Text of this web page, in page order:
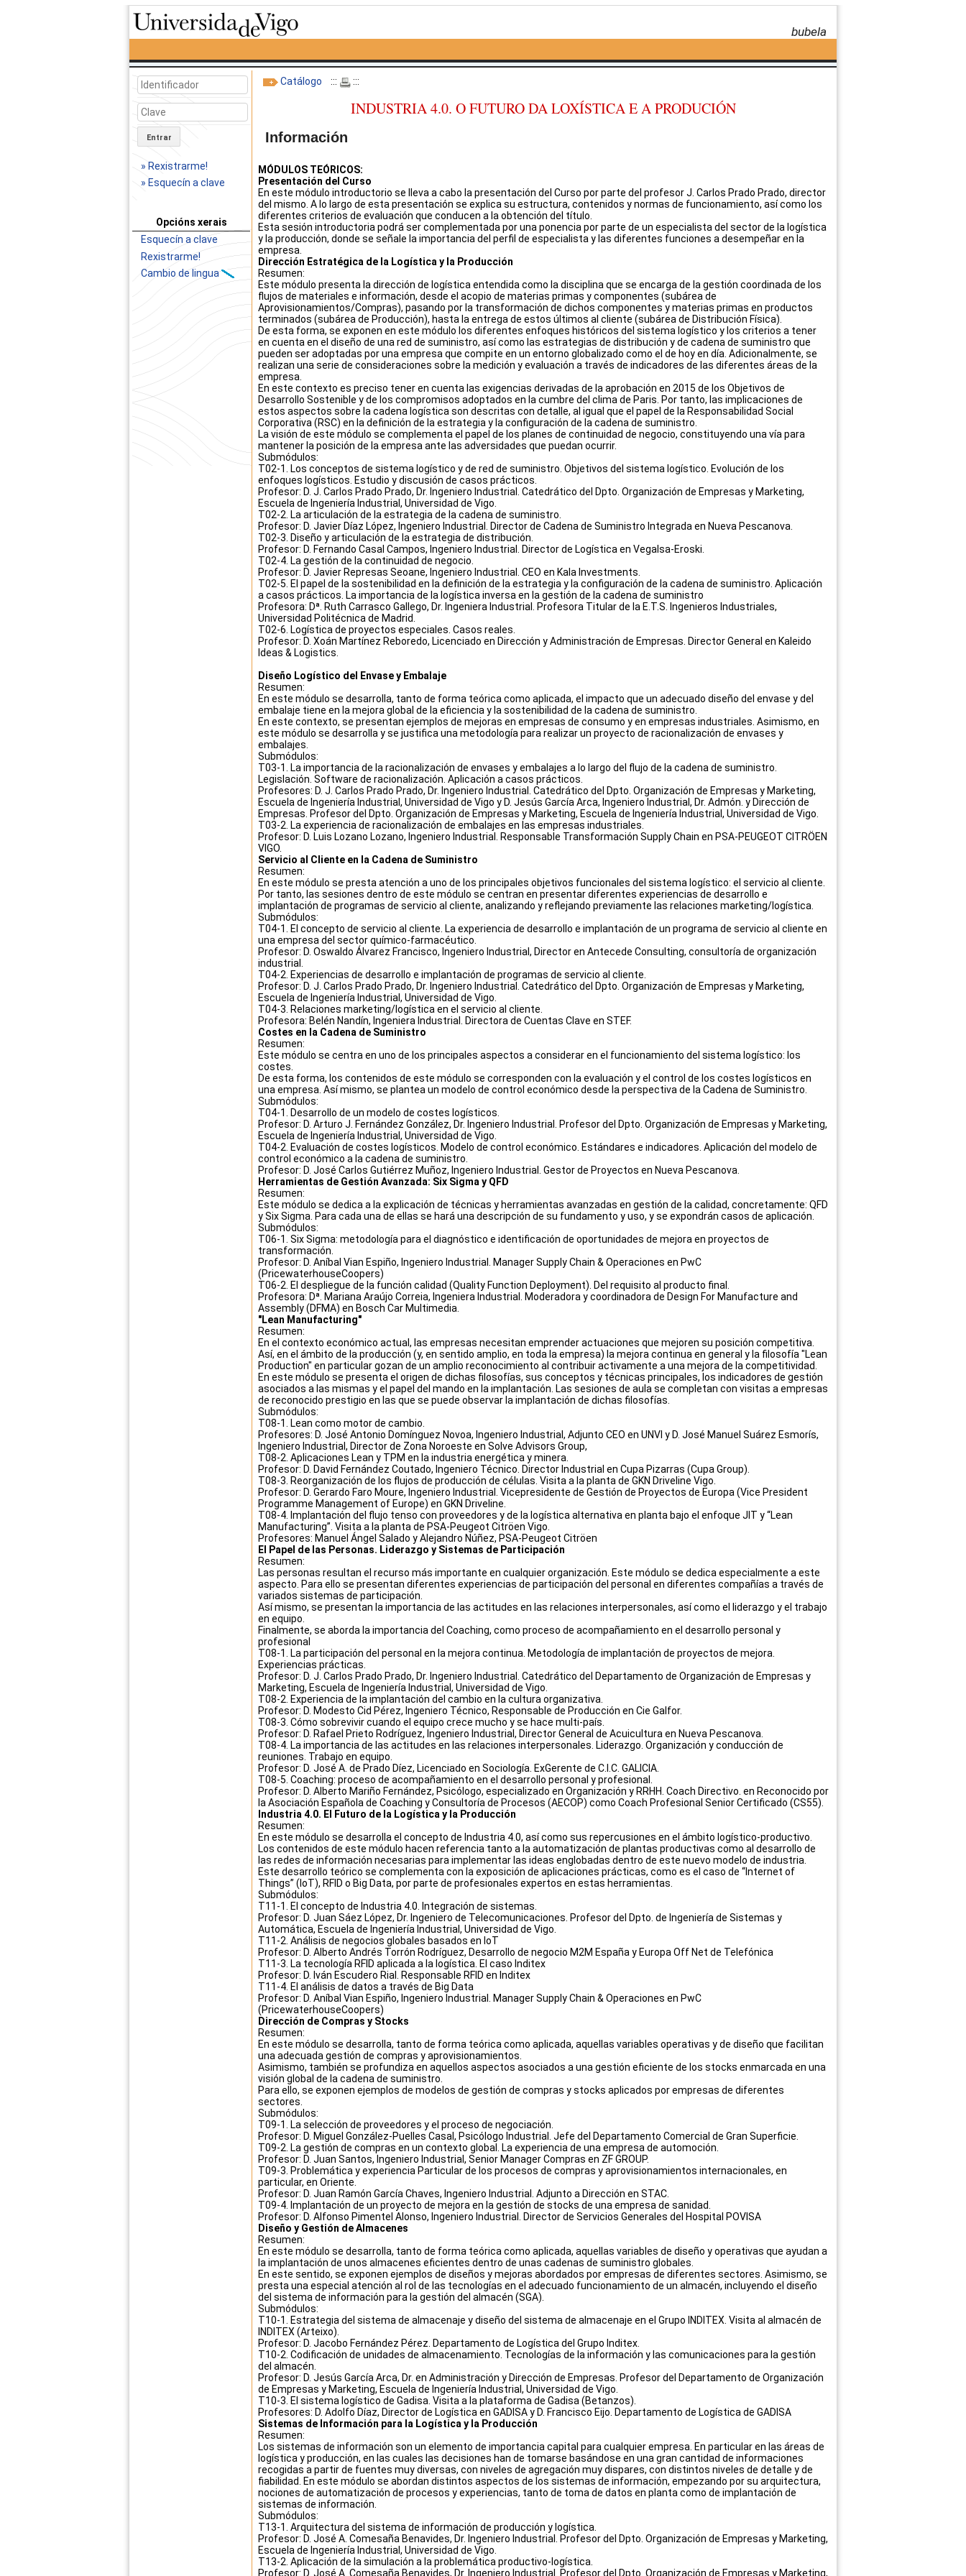
bubela
Entrar
» Rexistrarme!
» Esquecín a clave
Opcións xerais
Esquecín a clave
Rexistrarme!
Cambio de lingua
Catálogo ::: :::
INDUSTRIA 4.0. O FUTURO DA LOXÍSTICA E A PRODUCIÓN
Información
MÓDULOS TEÓRICOS:
Presentación del Curso
En este módulo introductorio se lleva a cabo la presentación del Curso por parte del profesor J. Carlos Prado Prado, director
del mismo. A lo largo de esta presentación se explica su estructura, contenidos y normas de funcionamiento, así como los
diferentes criterios de evaluación que conducen a la obtención del título.
Esta sesión introductoria podrá ser complementada por una ponencia por parte de un especialista del sector de la logística
y la producción, donde se señale la importancia del perfil de especialista y las diferentes funciones a desempeñar en la
empresa.
Dirección Estratégica de la Logística y la Producción
Resumen:
Este módulo presenta la dirección de logística entendida como la disciplina que se encarga de la gestión coordinada de los
flujos de materiales e información, desde el acopio de materias primas y componentes (subárea de
Aprovisionamientos/Compras), pasando por la transformación de dichos componentes y materias primas en productos
terminados (subárea de Producción), hasta la entrega de estos últimos al cliente (subárea de Distribución Física).
De esta forma, se exponen en este módulo los diferentes enfoques históricos del sistema logístico y los criterios a tener
en cuenta en el diseño de una red de suministro, así como las estrategias de distribución y de cadena de suministro que
pueden ser adoptadas por una empresa que compite en un entorno globalizado como el de hoy en día. Adicionalmente, se
realizan una serie de consideraciones sobre la medición y evaluación a través de indicadores de las diferentes áreas de la
empresa.
En este contexto es preciso tener en cuenta las exigencias derivadas de la aprobación en 2015 de los Objetivos de
Desarrollo Sostenible y de los compromisos adoptados en la cumbre del clima de Paris. Por tanto, las implicaciones de
estos aspectos sobre la cadena logística son descritas con detalle, al igual que el papel de la Responsabilidad Social
Corporativa (RSC) en la definición de la estrategia y la configuración de la cadena de suministro.
La visión de este módulo se complementa el papel de los planes de continuidad de negocio, constituyendo una vía para
mantener la posición de la empresa ante las adversidades que puedan ocurrir.
Submódulos:
T02-1. Los conceptos de sistema logístico y de red de suministro. Objetivos del sistema logístico. Evolución de los
enfoques logísticos. Estudio y discusión de casos prácticos.
Profesor: D. J. Carlos Prado Prado, Dr. Ingeniero Industrial. Catedrático del Dpto. Organización de Empresas y Marketing,
Escuela de Ingeniería Industrial, Universidad de Vigo.
T02-2. La articulación de la estrategia de la cadena de suministro.
Profesor: D. Javier Díaz López, Ingeniero Industrial. Director de Cadena de Suministro Integrada en Nueva Pescanova.
T02-3. Diseño y articulación de la estrategia de distribución.
Profesor: D. Fernando Casal Campos, Ingeniero Industrial. Director de Logística en Vegalsa-Eroski.
T02-4. La gestión de la continuidad de negocio.
Profesor: D. Javier Represas Seoane, Ingeniero Industrial. CEO en Kala Investments.
T02-5. El papel de la sostenibilidad en la definición de la estrategia y la configuración de la cadena de suministro. Aplicación
a casos prácticos. La importancia de la logística inversa en la gestión de la cadena de suministro
Profesora: Dª. Ruth Carrasco Gallego, Dr. Ingeniera Industrial. Profesora Titular de la E.T.S. Ingenieros Industriales,
Universidad Politécnica de Madrid.
T02-6. Logística de proyectos especiales. Casos reales.
Profesor: D. Xoán Martínez Reboredo, Licenciado en Dirección y Administración de Empresas. Director General en Kaleido
Ideas & Logistics.
Diseño Logístico del Envase y Embalaje
Resumen:
En este módulo se desarrolla, tanto de forma teórica como aplicada, el impacto que un adecuado diseño del envase y del
embalaje tiene en la mejora global de la eficiencia y la sostenibilidad de la cadena de suministro.
En este contexto, se presentan ejemplos de mejoras en empresas de consumo y en empresas industriales. Asimismo, en
este módulo se desarrolla y se justifica una metodología para realizar un proyecto de racionalización de envases y
embalajes.
Submódulos:
T03-1. La importancia de la racionalización de envases y embalajes a lo largo del flujo de la cadena de suministro.
Legislación. Software de racionalización. Aplicación a casos prácticos.
Profesores: D. J. Carlos Prado Prado, Dr. Ingeniero Industrial. Catedrático del Dpto. Organización de Empresas y Marketing,
Escuela de Ingeniería Industrial, Universidad de Vigo y D. Jesús García Arca, Ingeniero Industrial, Dr. Admón. y Dirección de
Empresas. Profesor del Dpto. Organización de Empresas y Marketing, Escuela de Ingeniería Industrial, Universidad de Vigo.
T03-2. La experiencia de racionalización de embalajes en las empresas industriales.
Profesor: D. Luis Lozano Lozano, Ingeniero Industrial. Responsable Transformación Supply Chain en PSA-PEUGEOT CITRÖEN
VIGO.
Servicio al Cliente en la Cadena de Suministro
Resumen:
En este módulo se presta atención a uno de los principales objetivos funcionales del sistema logístico: el servicio al cliente.
Por tanto, las sesiones dentro de este módulo se centran en presentar diferentes experiencias de desarrollo e
implantación de programas de servicio al cliente, analizando y reflejando previamente las relaciones marketing/logística.
Submódulos:
T04-1. El concepto de servicio al cliente. La experiencia de desarrollo e implantación de un programa de servicio al cliente en
una empresa del sector químico-farmacéutico.
Profesor: D. Oswaldo Álvarez Francisco, Ingeniero Industrial, Director en Antecede Consulting, consultoría de organización
industrial.
T04-2. Experiencias de desarrollo e implantación de programas de servicio al cliente.
Profesor: D. J. Carlos Prado Prado, Dr. Ingeniero Industrial. Catedrático del Dpto. Organización de Empresas y Marketing,
Escuela de Ingeniería Industrial, Universidad de Vigo.
T04-3. Relaciones marketing/logística en el servicio al cliente.
Profesora: Belén Nandín, Ingeniera Industrial. Directora de Cuentas Clave en STEF.
Costes en la Cadena de Suministro
Resumen:
Este módulo se centra en uno de los principales aspectos a considerar en el funcionamiento del sistema logístico: los
costes.
De esta forma, los contenidos de este módulo se corresponden con la evaluación y el control de los costes logísticos en
una empresa. Así mismo, se plantea un modelo de control económico desde la perspectiva de la Cadena de Suministro.
Submódulos:
T04-1. Desarrollo de un modelo de costes logísticos.
Profesor: D. Arturo J. Fernández González, Dr. Ingeniero Industrial. Profesor del Dpto. Organización de Empresas y Marketing,
Escuela de Ingeniería Industrial, Universidad de Vigo.
T04-2. Evaluación de costes logísticos. Modelo de control económico. Estándares e indicadores. Aplicación del modelo de
control económico a la cadena de suministro.
Profesor: D. José Carlos Gutiérrez Muñoz, Ingeniero Industrial. Gestor de Proyectos en Nueva Pescanova.
Herramientas de Gestión Avanzada: Six Sigma y QFD
Resumen:
Este módulo se dedica a la explicación de técnicas y herramientas avanzadas en gestión de la calidad, concretamente: QFD
y Six Sigma. Para cada una de ellas se hará una descripción de su fundamento y uso, y se expondrán casos de aplicación.
Submódulos:
T06-1. Six Sigma: metodología para el diagnóstico e identificación de oportunidades de mejora en proyectos de
transformación.
Profesor: D. Aníbal Vian Espiño, Ingeniero Industrial. Manager Supply Chain & Operaciones en PwC
(PricewaterhouseCoopers)
T06-2. El despliegue de la función calidad (Quality Function Deployment). Del requisito al producto final.
Profesora: Dª. Mariana Araújo Correia, Ingeniera Industrial. Moderadora y coordinadora de Design For Manufacture and
Assembly (DFMA) en Bosch Car Multimedia.
"Lean Manufacturing"
Resumen:
En el contexto económico actual, las empresas necesitan emprender actuaciones que mejoren su posición competitiva.
Así, en el ámbito de la producción (y, en sentido amplio, en toda la empresa) la mejora continua en general y la filosofía "Lean
Production" en particular gozan de un amplio reconocimiento al contribuir activamente a una mejora de la competitividad.
En este módulo se presenta el origen de dichas filosofías, sus conceptos y técnicas principales, los indicadores de gestión
asociados a las mismas y el papel del mando en la implantación. Las sesiones de aula se completan con visitas a empresas
de reconocido prestigio en las que se puede observar la implantación de dichas filosofías.
Submódulos:
T08-1. Lean como motor de cambio.
Profesores: D. José Antonio Domínguez Novoa, Ingeniero Industrial, Adjunto CEO en UNVI y D. José Manuel Suárez Esmorís,
Ingeniero Industrial, Director de Zona Noroeste en Solve Advisors Group,
T08-2. Aplicaciones Lean y TPM en la industria energética y minera.
Profesor: D. David Fernández Coutado, Ingeniero Técnico. Director Industrial en Cupa Pizarras (Cupa Group).
T08-3. Reorganización de los flujos de producción de células. Visita a la planta de GKN Driveline Vigo.
Profesor: D. Gerardo Faro Moure, Ingeniero Industrial. Vicepresidente de Gestión de Proyectos de Europa (Vice President
Programme Management of Europe) en GKN Driveline.
T08-4. Implantación del flujo tenso con proveedores y de la logística alternativa en planta bajo el enfoque JIT y “Lean
Manufacturing”. Visita a la planta de PSA-Peugeot Citröen Vigo.
Profesores: Manuel Ángel Salado y Alejandro Núñez, PSA-Peugeot Citröen
El Papel de las Personas. Liderazgo y Sistemas de Participación
Resumen:
Las personas resultan el recurso más importante en cualquier organización. Este módulo se dedica especialmente a este
aspecto. Para ello se presentan diferentes experiencias de participación del personal en diferentes compañías a través de
variados sistemas de participación.
Así mismo, se presentan la importancia de las actitudes en las relaciones interpersonales, así como el liderazgo y el trabajo
en equipo.
Finalmente, se aborda la importancia del Coaching, como proceso de acompañamiento en el desarrollo personal y
profesional
T08-1. La participación del personal en la mejora continua. Metodología de implantación de proyectos de mejora.
Experiencias prácticas.
Profesor: D. J. Carlos Prado Prado, Dr. Ingeniero Industrial. Catedrático del Departamento de Organización de Empresas y
Marketing, Escuela de Ingeniería Industrial, Universidad de Vigo.
T08-2. Experiencia de la implantación del cambio en la cultura organizativa.
Profesor: D. Modesto Cid Pérez, Ingeniero Técnico, Responsable de Producción en Cie Galfor.
T08-3. Cómo sobrevivir cuando el equipo crece mucho y se hace multi-país.
Profesor: D. Rafael Prieto Rodríguez, Ingeniero Industrial, Director General de Acuicultura en Nueva Pescanova.
T08-4. La importancia de las actitudes en las relaciones interpersonales. Liderazgo. Organización y conducción de
reuniones. Trabajo en equipo.
Profesor: D. José A. de Prado Díez, Licenciado en Sociología. ExGerente de C.I.C. GALICIA.
T08-5. Coaching: proceso de acompañamiento en el desarrollo personal y profesional.
Profesor: D. Alberto Mariño Fernández, Psicólogo, especializado en Organización y RRHH. Coach Directivo. en Reconocido por
la Asociación Española de Coaching y Consultoría de Procesos (AECOP) como Coach Profesional Senior Certificado (CS55).
Industria 4.0. El Futuro de la Logística y la Producción
Resumen:
En este módulo se desarrolla el concepto de Industria 4.0, así como sus repercusiones en el ámbito logístico-productivo.
Los contenidos de este módulo hacen referencia tanto a la automatización de plantas productivas como al desarrollo de
las redes de información necesarias para implementar las ideas englobadas dentro de este nuevo modelo de industria.
Este desarrollo teórico se complementa con la exposición de aplicaciones prácticas, como es el caso de “Internet of
Things” (IoT), RFID o Big Data, por parte de profesionales expertos en estas herramientas.
Submódulos:
T11-1. El concepto de Industria 4.0. Integración de sistemas.
Profesor: D. Juan Sáez López, Dr. Ingeniero de Telecomunicaciones. Profesor del Dpto. de Ingeniería de Sistemas y
Automática, Escuela de Ingeniería Industrial, Universidad de Vigo.
T11-2. Análisis de negocios globales basados en IoT
Profesor: D. Alberto Andrés Torrón Rodríguez, Desarrollo de negocio M2M España y Europa Off Net de Telefónica
T11-3. La tecnología RFID aplicada a la logística. El caso Inditex
Profesor: D. Iván Escudero Rial. Responsable RFID en Inditex
T11-4. El análisis de datos a través de Big Data
Profesor: D. Aníbal Vian Espiño, Ingeniero Industrial. Manager Supply Chain & Operaciones en PwC
(PricewaterhouseCoopers)
Dirección de Compras y Stocks
Resumen:
En este módulo se desarrolla, tanto de forma teórica como aplicada, aquellas variables operativas y de diseño que facilitan
una adecuada gestión de compras y aprovisionamientos.
Asimismo, también se profundiza en aquellos aspectos asociados a una gestión eficiente de los stocks enmarcada en una
visión global de la cadena de suministro.
Para ello, se exponen ejemplos de modelos de gestión de compras y stocks aplicados por empresas de diferentes
sectores.
Submódulos:
T09-1. La selección de proveedores y el proceso de negociación.
Profesor: D. Miguel González-Puelles Casal, Psicólogo Industrial. Jefe del Departamento Comercial de Gran Superficie.
T09-2. La gestión de compras en un contexto global. La experiencia de una empresa de automoción.
Profesor: D. Juan Santos, Ingeniero Industrial, Senior Manager Compras en ZF GROUP.
T09-3. Problemática y experiencia Particular de los procesos de compras y aprovisionamientos internacionales, en
particular, en Oriente.
Profesor: D. Juan Ramón García Chaves, Ingeniero Industrial. Adjunto a Dirección en STAC.
T09-4. Implantación de un proyecto de mejora en la gestión de stocks de una empresa de sanidad.
Profesor: D. Alfonso Pimentel Alonso, Ingeniero Industrial. Director de Servicios Generales del Hospital POVISA
Diseño y Gestión de Almacenes
Resumen:
En este módulo se desarrolla, tanto de forma teórica como aplicada, aquellas variables de diseño y operativas que ayudan a
la implantación de unos almacenes eficientes dentro de unas cadenas de suministro globales.
En este sentido, se exponen ejemplos de diseños y mejoras abordados por empresas de diferentes sectores. Asimismo, se
presta una especial atención al rol de las tecnologías en el adecuado funcionamiento de un almacén, incluyendo el diseño
del sistema de información para la gestión del almacén (SGA).
Submódulos:
T10-1. Estrategia del sistema de almacenaje y diseño del sistema de almacenaje en el Grupo INDITEX. Visita al almacén de
INDITEX (Arteixo).
Profesor: D. Jacobo Fernández Pérez. Departamento de Logística del Grupo Inditex.
T10-2. Codificación de unidades de almacenamiento. Tecnologías de la información y las comunicaciones para la gestión
del almacén.
Profesor: D. Jesús García Arca, Dr. en Administración y Dirección de Empresas. Profesor del Departamento de Organización
de Empresas y Marketing, Escuela de Ingeniería Industrial, Universidad de Vigo.
T10-3. El sistema logístico de Gadisa. Visita a la plataforma de Gadisa (Betanzos).
Profesores: D. Adolfo Díaz, Director de Logística en GADISA y D. Francisco Eijo. Departamento de Logística de GADISA
Sistemas de Información para la Logística y la Producción
Resumen:
Los sistemas de información son un elemento de importancia capital para cualquier empresa. En particular en las áreas de
logística y producción, en las cuales las decisiones han de tomarse basándose en una gran cantidad de informaciones
recogidas a partir de fuentes muy diversas, con niveles de agregación muy dispares, con distintos niveles de detalle y de
fiabilidad. En este módulo se abordan distintos aspectos de los sistemas de información, empezando por su arquitectura,
nociones de automatización de procesos y experiencias, tanto de toma de datos en planta como de implantación de
sistemas de información.
Submódulos:
T13-1. Arquitectura del sistema de información de producción y logística.
Profesor: D. José A. Comesaña Benavides, Dr. Ingeniero Industrial. Profesor del Dpto. Organización de Empresas y Marketing,
Escuela de Ingeniería Industrial, Universidad de Vigo.
T13-2. Aplicación de la simulación a la problemática productivo-logística.
Profesor: D. José A. Comesaña Benavides, Dr. Ingeniero Industrial. Profesor del Dpto. Organización de Empresas y Marketing,